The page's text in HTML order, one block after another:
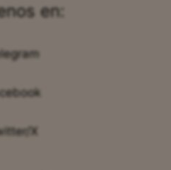
en:
X